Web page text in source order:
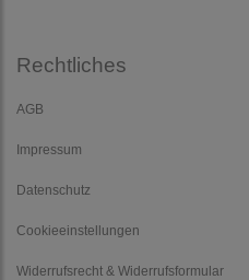
Rechtliches
AGB
Impressum
Datenschutz
Cookieeinstellungen
Widerrufsrecht & Widerrufsformular